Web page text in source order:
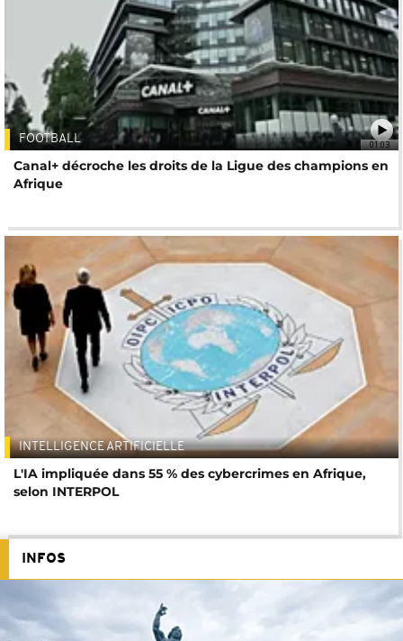
01:03
FOOTBALL
Canal+ décroche les droits de la Ligue des champions en
Afrique
INTELLIGENCE ARTIFICIELLE
L'IA impliquée dans 55 % des cybercrimes en Afrique,
selon INTERPOL
INFOS